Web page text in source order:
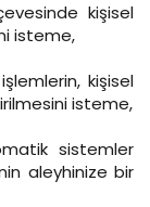
kişisel
isteme,
kişisel
isteme,
sistemler
aleyhinize bir